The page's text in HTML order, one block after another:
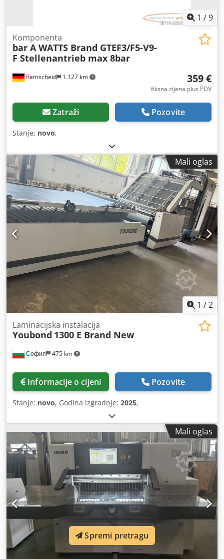
1 /9
Remscheid 1.127 km
Komponenta
bar A WATTS Brand GTEF3/F5-V9-
F Stellenantrieb max 8bar
359 €
fiksna cijena plus PDV
Zatraži Pozovite
Stanje: novo,
Mali oglas
1 /2
София 475 km
Laminacijska instalacija
Youbond 1300 E Brand New
Informacije o cijeni Pozovite
Stanje: novo, Godina izgradnje: 2025,
Mali oglas
Spremi pretragu